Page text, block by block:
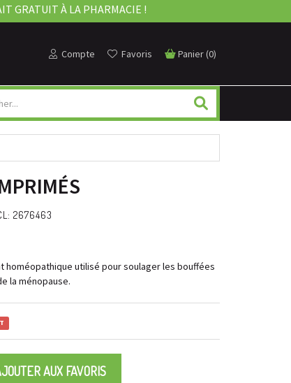
GRATUIT À LA PHARMACIE !
Compte Favoris Panier(0)
2676463
homéopathique utilisé pour soulager les bouffées
la ménopause.
AUX FAVORIS